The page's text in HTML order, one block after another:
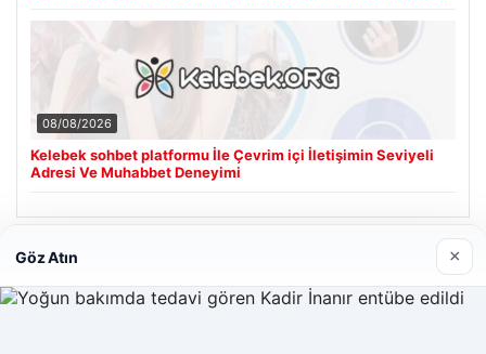
08/08/2026
Kelebek sohbet platformu İle Çevrim içi İletişimin Seviyeli
Adresi Ve Muhabbet Deneyimi
Son Eklenen Firmalar
Cengiz Sigorta
Göz Atın ×